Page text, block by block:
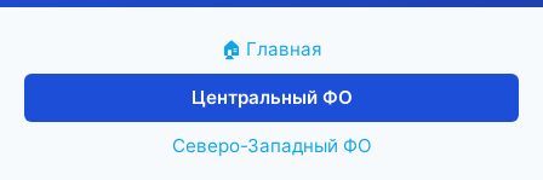
🏠 Главная
Центральный ФО
Северо-Западный ФО